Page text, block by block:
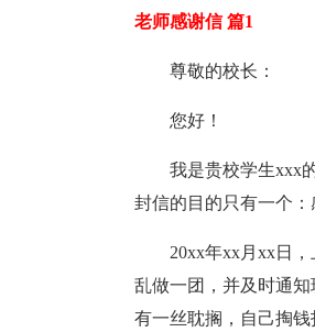
老师感谢信 篇1
尊敬的校长：
您好！
我是贵校学生xxx
封信的目的只有一个
20xx年xx月xx日
乱做一团，并及时通
有一丝耽搁，自己掏